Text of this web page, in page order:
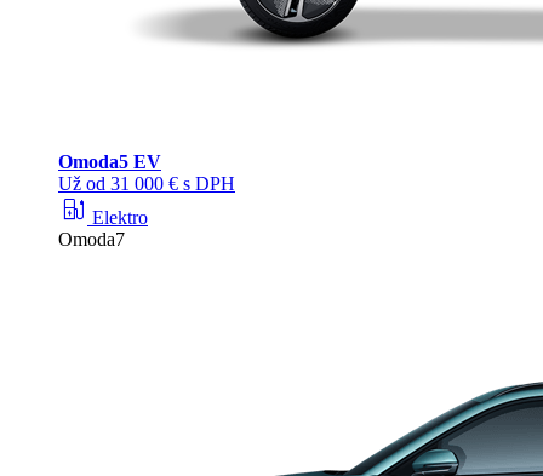
Omoda5 EV
Už od 31 000 € s DPH
ev_station Elektro
Omoda7